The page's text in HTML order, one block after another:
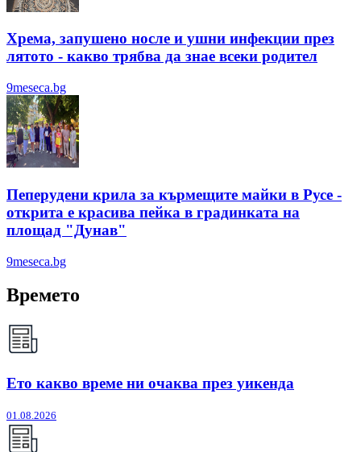
Хрема, запушено носле и ушни инфекции през
лятотo - какво трябва да знае всеки родител
9meseca.bg
Пеперудени крила за кърмещите майки в Русе -
открита е красива пейка в градинката на
площад "Дунав"
9meseca.bg
Времето
Ето какво време ни очаква през уикенда
01.08.2026